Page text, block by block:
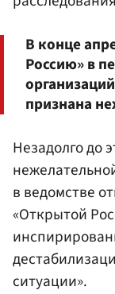
В конце
Россию» в
признана
Незадолго до
в ведомстве
«Открытой
ситуации».